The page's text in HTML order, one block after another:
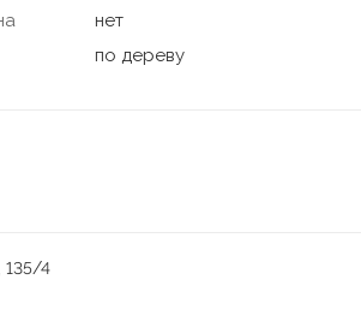
нет
по дереву
135/4